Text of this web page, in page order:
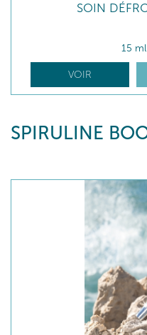
SOIN
15 ml
VOIR
SPIRULINE